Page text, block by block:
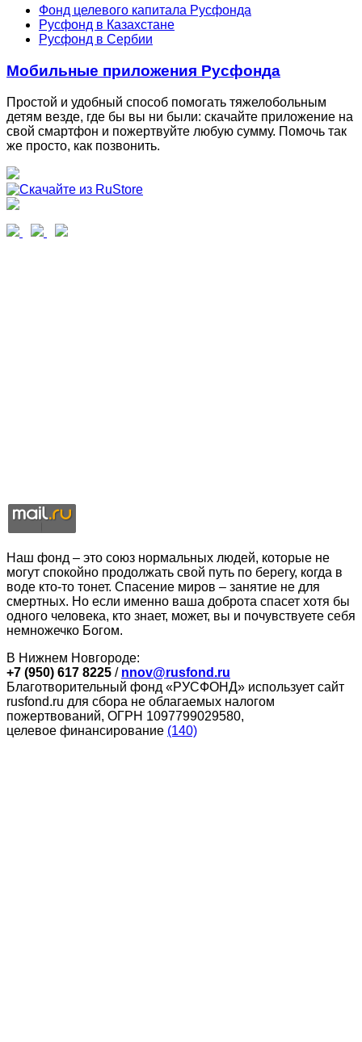
Фонд целевого капитала Русфонда
Русфонд в Казахстане
Русфонд в Сербии
Мобильные приложения Русфонда
Простой и удобный способ помогать тяжелобольным
детям везде, где бы вы ни были: скачайте приложение на
свой смартфон и пожертвуйте любую сумму. Помочь так
же просто, как позвонить.
Наш фонд – это союз нормальных людей, которые не
могут спокойно продолжать свой путь по берегу, когда в
воде кто-то тонет. Спасение миров – занятие не для
смертных. Но если именно ваша доброта спасет хотя бы
одного человека, кто знает, может, вы и почувствуете себя
немножечко Богом.
В Нижнем Новгороде:
+7 (950) 617 8225 / nnov@rusfond.ru
Благотворительный фонд «РУСФОНД» использует сайт
rusfond.ru для сбора не облагаемых налогом
пожертвований, ОГРН 1097799029580,
целевое финансирование (140)